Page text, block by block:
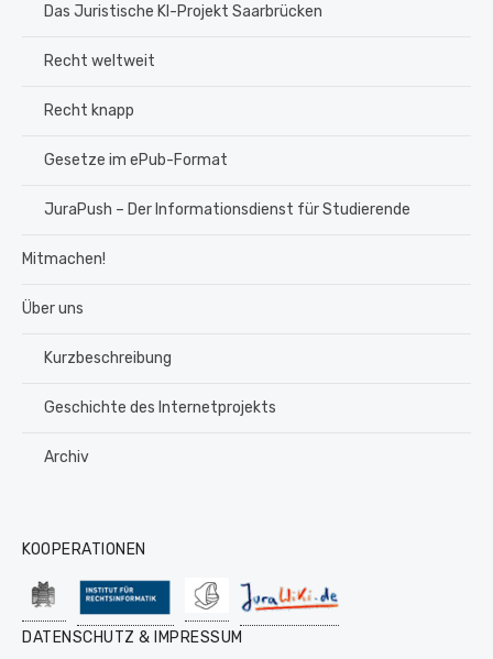
Das Juristische KI-Projekt Saarbrücken
Recht weltweit
Recht knapp
Gesetze im ePub-Format
JuraPush – Der Informationsdienst für Studierende
Mitmachen!
Über uns
Kurzbeschreibung
Geschichte des Internetprojekts
Archiv
KOOPERATIONEN
DATENSCHUTZ & IMPRESSUM